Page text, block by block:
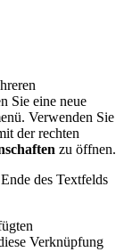
Sie eine neue
Verwenden Sie
der rechten
zu öffnen.
des Textfelds
Verknüpfung